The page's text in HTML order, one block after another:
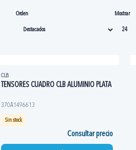
Orden Mostrar
CLB
TENSORES CUADRO CLB ALUMINIO PLATA
370A1496613
Sin stock
Consultar precio